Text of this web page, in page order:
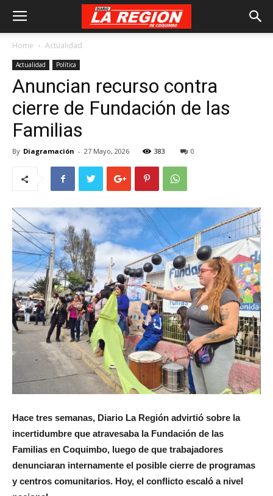
Home Actualidad
Actualidad Política
Anuncian recurso contra
cierre de Fundación de las
Familias
By Diagramación - 27 Mayo, 2026 383 0
Hace tres semanas, Diario La Región advirtió sobre la
incertidumbre que atravesaba la Fundación de las
Familias en Coquimbo, luego de que trabajadores
denunciaran internamente el posible cierre de programas
y centros comunitarios. Hoy, el conflicto escaló a nivel